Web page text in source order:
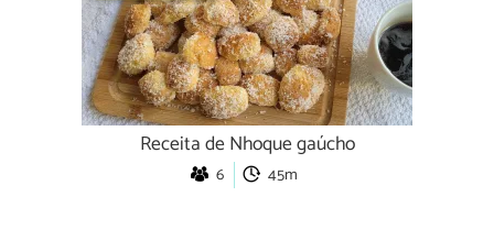
Receita de Nhoque gaúcho
6 45m